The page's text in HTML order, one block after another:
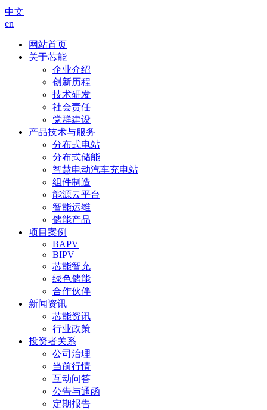
中文
en
网站首页
关于芯能
企业介绍
创新历程
技术研发
社会责任
党群建设
产品技术与服务
分布式电站
分布式储能
智慧电动汽车充电站
组件制造
能源云平台
智能运维
储能产品
项目案例
BAPV
BIPV
芯能智充
绿色储能
合作伙伴
新闻资讯
芯能资讯
行业政策
投资者关系
公司治理
当前行情
互动问答
公告与通函
定期报告